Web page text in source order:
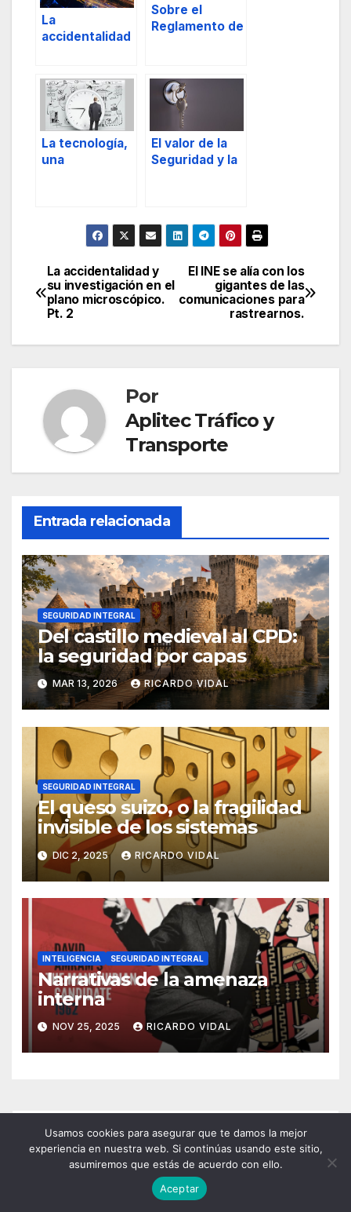
La
accidentalidad
en el plano
microscópico.
Pt. 2
Sobre el
Reglamento de
La tecnología,
una
también para
los malos.
El valor de la
Seguridad y la
Necesidad y
Garantía.
Navegación
de
entradas
El INE se alía con los
gigantes de las
comunicaciones para
rastrearnos.
La accidentalidad y
su investigación en el
plano microscópico.
Pt. 2
Por
Aplitec Tráfico y
Transporte
Entrada relacionada
SEGURIDAD INTEGRAL
Del castillo medieval al CPD:
la seguridad por capas
MAR 13, 2026 RICARDO VIDAL
SEGURIDAD INTEGRAL
El queso suizo, o la fragilidad
invisible de los sistemas
DIC 2, 2025 RICARDO VIDAL
INTELIGENCIA SEGURIDAD INTEGRAL
Narrativas de la amenaza
interna
NOV 25, 2025 RICARDO VIDAL
Usamos cookies para asegurar que te damos la mejor
experiencia en nuestra web. Si continúas usando este sitio,
asumiremos que estás de acuerdo con ello.
Aceptar